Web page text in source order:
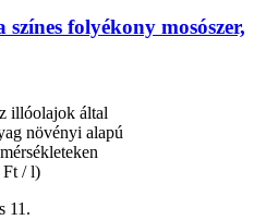
színes folyékony mosószer,
illóolajok által
növényi alapú
Ft / l)
11.